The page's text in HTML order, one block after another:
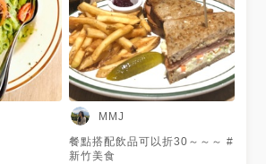
MMJ
餐點搭配飲品可以折30～～～ #
新竹美食